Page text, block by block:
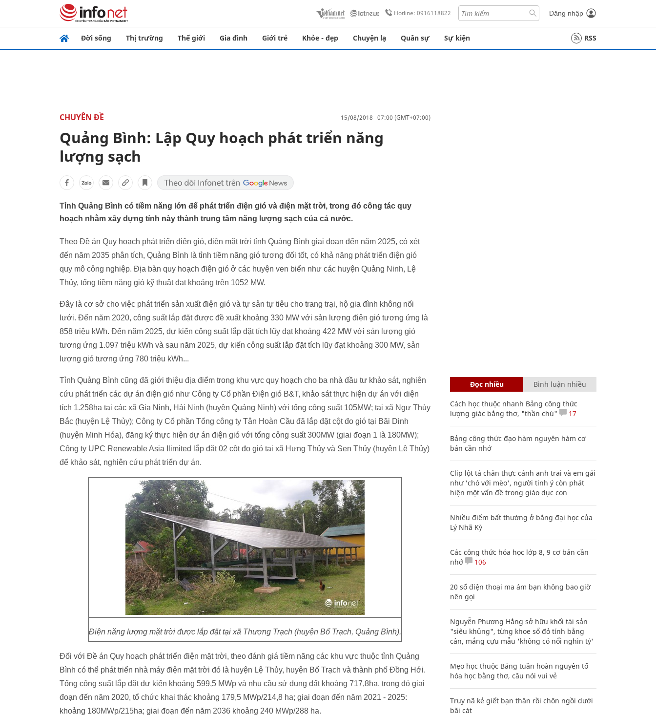
Hotline: 0916118822 Đăng nhập
Đời sống Thị trường Thế giới Gia đình Giới trẻ Khỏe - đẹp Chuyện lạ Quân sự Sự kiện RSS
CHUYÊN ĐỀ 15/08/2018 07:00 (GMT+07:00)
Quảng Bình: Lập Quy hoạch phát triển năng
lượng sạch
Tỉnh Quảng Bình có tiềm năng lớn để phát triển điện gió và điện mặt trời, trong đó công tác quy
hoạch nhằm xây dựng tỉnh này thành trung tâm năng lượng sạch của cả nước.
Theo Đề án Quy hoạch phát triển điện gió, điện mặt trời tỉnh Quảng Bình giai đoạn đến năm 2025, có xét
đến năm 2035 phân tích, Quảng Bình là tỉnh tiềm năng gió tương đối tốt, có khả năng phát triển điện gió
quy mô công nghiệp. Địa bàn quy hoạch điện gió ở các huyện ven biển như các huyện Quảng Ninh, Lệ
Thủy, tổng tiềm năng gió kỹ thuật đạt khoảng trên 1052 MW.
Đây là cơ sở cho việc phát triển sản xuất điện gió và tự sản tự tiêu cho trang trại, hộ gia đình không nối
lưới. Đến năm 2020, công suất lắp đặt được đề xuất khoảng 330 MW với sản lượng điện gió tương ứng là
858 triệu kWh. Đến năm 2025, dự kiến công suất lắp đặt tích lũy đạt khoảng 422 MW với sản lượng gió
tương ứng 1.097 triệu kWh và sau năm 2025, dự kiến công suất lắp đặt tích lũy đạt khoảng 300 MW, sản
lượng gió tương ứng 780 triệu kWh...
Tỉnh Quảng Bình cũng đã giới thiệu địa điểm trong khu vực quy hoạch cho ba nhà đầu tư khảo sát, nghiên
cứu phát triển các dự án điện gió như Công ty Cổ phần Điện gió B&T, khảo sát thực hiện dự án với diện
tích 1.258ha tại các xã Gia Ninh, Hải Ninh (huyện Quảng Ninh) với tổng công suất 105MW; tại xã Ngư Thủy
Bắc (huyện Lệ Thủy); Công ty Cổ phần Tổng công ty Tân Hoàn Cầu đã lắp đặt cột đo gió tại Bãi Dinh
(huyện Minh Hóa), đăng ký thực hiện dự án điện gió với tổng công suất 300MW (giai đoạn 1 là 180MW);
Công ty UPC Renewable Asia Ilimited lắp đặt 02 cột đo gió tại xã Hưng Thủy và Sen Thủy (huyện Lệ Thủy)
để khảo sát, nghiên cứu phát triển dự án.
Điện năng lượng mặt trời được lắp đặt tại xã Thượng Trạch (huyện Bố Trạch, Quảng Bình).
Đối với Đề án Quy hoạch phát triển điện mặt trời, theo đánh giá tiềm năng các khu vực thuộc tỉnh Quảng
Bình có thể phát triển nhà máy điện mặt trời đó là huyện Lệ Thủy, huyện Bố Trạch và thành phố Đồng Hới.
Tổng công suất lắp đặt dự kiến khoảng 599,5 MWp và nhu cầu sử dụng đất khoảng 717,8ha, trong đó giai
đoạn đến năm 2020, tổ chức khai thác khoảng 179,5 MWp/214,8 ha; giai đoạn đến năm 2021 - 2025:
khoảng 180MWp/215ha; giai đoạn đến năm 2036 khoảng 240 MWp/288 ha.
Đọc nhiều Bình luận nhiều
Cách học thuộc nhanh Bảng công thức
lượng giác bằng thơ, "thần chú"
17
Bảng công thức đạo hàm nguyên hàm cơ
bản cần nhớ
Clip lột tả chân thực cảnh anh trai và em gái
như 'chó với mèo', người tinh ý còn phát
hiện một vấn đề trong giáo dục con
Nhiều điểm bất thường ở bằng đại học của
Lý Nhã Kỳ
Các công thức hóa học lớp 8, 9 cơ bản cần
nhớ
106
20 số điện thoại ma ám bạn không bao giờ
nên gọi
Nguyễn Phương Hằng sở hữu khối tài sản
"siêu khủng", từng khoe sổ đỏ tính bằng
cân, mắng cựu mẫu 'không có nổi nghìn tỷ'
Mẹo học thuộc Bảng tuần hoàn nguyên tố
hóa học bằng thơ, câu nói vui vẻ
Truy nã kẻ giết bạn thân rồi chôn ngồi dưới
bãi cát